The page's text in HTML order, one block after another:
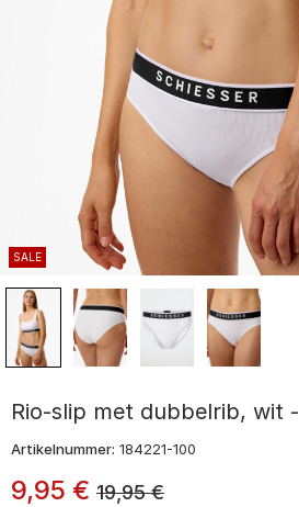
SALE
Rio-slip met dubbelrib, wit
Artikelnummer: 184221-100
9,95 € 19,95 €